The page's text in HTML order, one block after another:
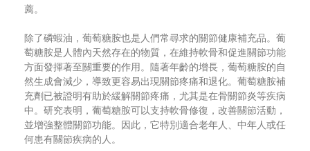
薦。
除了磷蝦油，葡萄糖胺也是人們常尋求的關節健康補充品。葡
萄糖胺是人體內天然存在的物質，在維持軟骨和促進關節功能
方面發揮著至關重要的作用。隨著年齡的增長，葡萄糖胺的自
然生成會減少，導致更容易出現關節疼痛和退化。葡萄糖胺補
充劑已被證明有助於緩解關節疼痛，尤其是在骨關節炎等疾病
中。研究表明，葡萄糖胺可以支持軟骨修復，改善關節活動，
並增強整體關節功能。因此，它特別適合老年人、中年人或任
何患有關節疾病的人。